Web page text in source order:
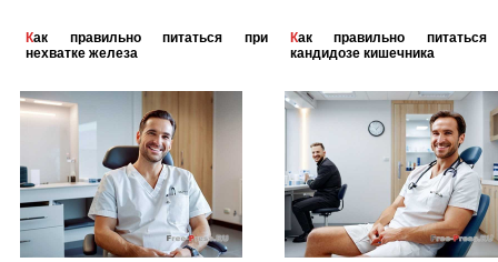
Как правильно питаться при
нехватке железа
Как правильно питаться при
кандидозе кишечника